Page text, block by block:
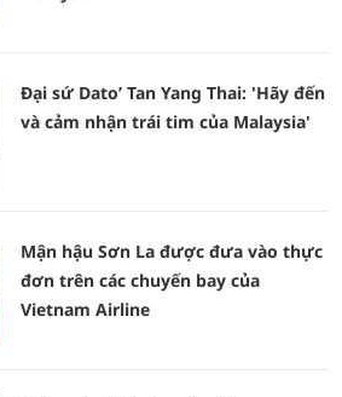
Đại sứ Dato’ Tan Yang Thai: 'Hãy đến
và cảm nhận trái tim của Malaysia'
Mận hậu Sơn La được đưa vào thực
đơn trên các chuyến bay của
Vietnam Airline